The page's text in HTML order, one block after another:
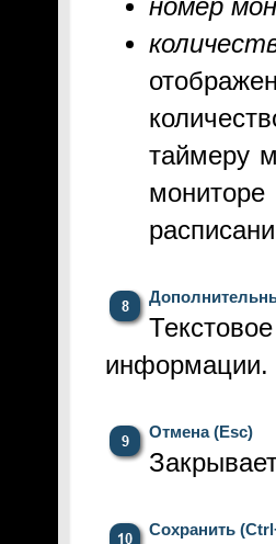
номер
таймеру
информации.
Отмена (Esc)
Сохранить